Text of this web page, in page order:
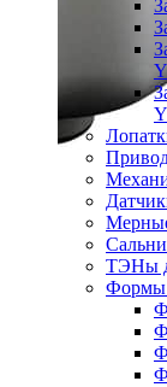
ТЭНы
Формы